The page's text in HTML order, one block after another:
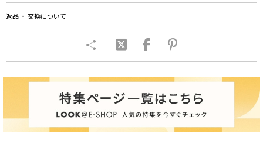
返品 ・ 交換について